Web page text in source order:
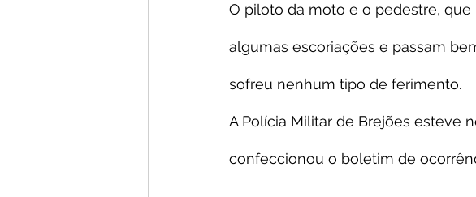
O piloto da moto e o pedestre,
algumas escoriações e passam
sofreu nenhum tipo de ferimento.
A Polícia Militar de Brejões esteve
confeccionou o boletim de